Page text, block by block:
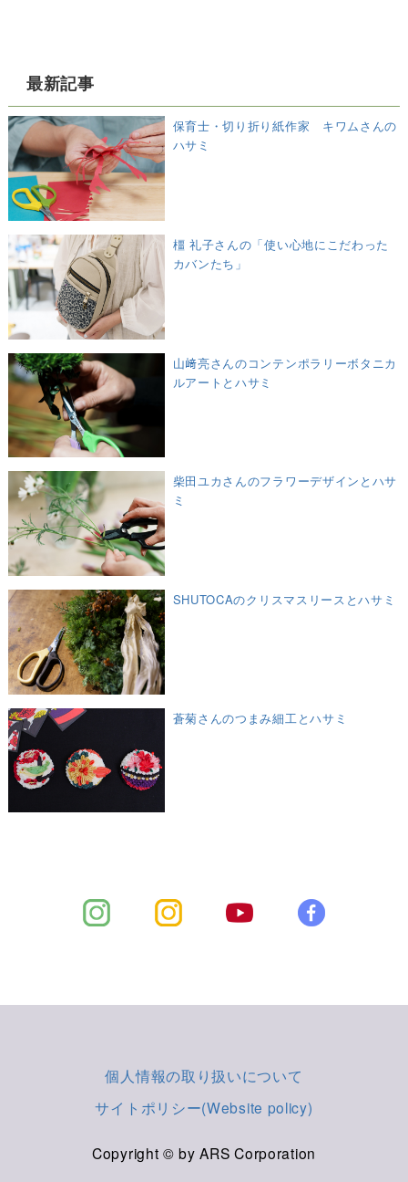
最新記事
保育士・切り折り紙作家 キワムさんの
ハサミ
橿 礼子さんの「使い心地にこだわった
カバンたち」
山﨑亮さんのコンテンポラリーボタニカ
ルアートとハサミ
柴田ユカさんのフラワーデザインとハサ
ミ
SHUTOCAのクリスマスリースとハサミ
蒼菊さんのつまみ細工とハサミ
個人情報の取り扱いについて
サイトポリシー(Website policy)
Copyright © by ARS Corporation